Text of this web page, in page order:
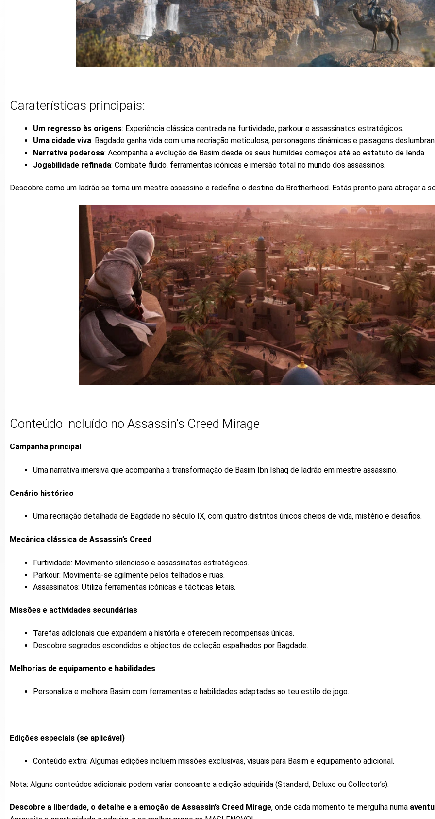
Caraterísticas principais:
Um regresso às origens: Experiência clássica centrada na furtividade, parkour e assassinatos estratégicos.
Uma cidade viva: Bagdade ganha vida com uma recriação meticulosa, personagens dinâmicas e paisagens
Narrativa poderosa: Acompanha a evolução de Basim desde os seus humildes começos até ao estatuto de lenda.
Jogabilidade refinada: Combate fluido, ferramentas icónicas e imersão total no mundo dos assassinos.
Descobre como um ladrão se torna um mestre assassino e redefine o destino da Brotherhood. Estás pronto para abraçar a
Conteúdo incluído no Assassin’s Creed Mirage
Campanha principal
Uma narrativa imersiva que acompanha a transformação de Basim Ibn Ishaq de ladrão em mestre assassino.
Cenário histórico
Uma recriação detalhada de Bagdade no século IX, com quatro distritos únicos cheios de vida, mistério e desafios.
Mecânica clássica de Assassin’s Creed
Furtividade: Movimento silencioso e assassinatos estratégicos.
Parkour: Movimenta-se agilmente pelos telhados e ruas.
Assassinatos: Utiliza ferramentas icónicas e tácticas letais.
Missões e actividades secundárias
Tarefas adicionais que expandem a história e oferecem recompensas únicas.
Descobre segredos escondidos e objectos de coleção espalhados por Bagdade.
Melhorias de equipamento e habilidades
Personaliza e melhora Basim com ferramentas e habilidades adaptadas ao teu estilo de jogo.
Edições especiais (se aplicável)
Conteúdo extra: Algumas edições incluem missões exclusivas, visuais para Basim e equipamento adicional.
Nota: Alguns conteúdos adicionais podem variar consoante a edição adquirida (Standard, Deluxe ou Collector’s).
Descobre a liberdade, o detalhe e a emoção de Assassin’s Creed Mirage, onde cada momento te mergulha numa